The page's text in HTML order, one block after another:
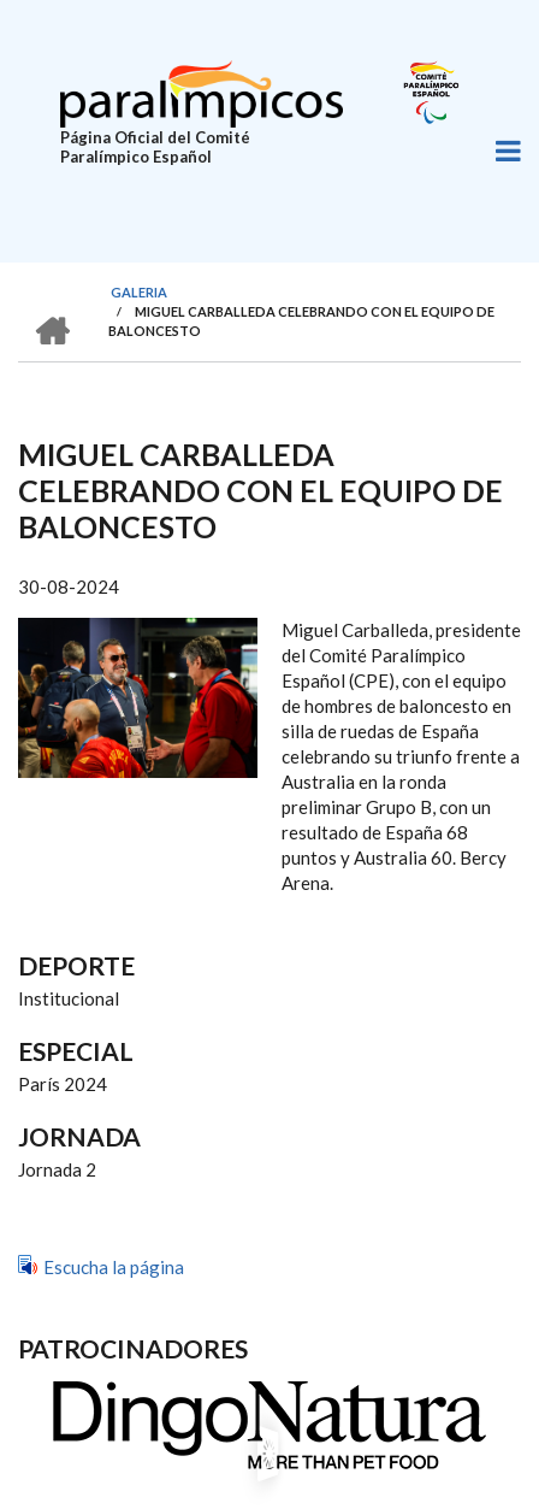
principal
Página Oficial del Comité
Paralímpico Español
SOBRESCRIBIR
ENLACES
AYUDA
A
LA
NAVEGACIÓN
GALERIA
/
MIGUEL CARBALLEDA CELEBRANDO CON EL EQUIPO DE
BALONCESTO
MIGUEL CARBALLEDA
CELEBRANDO CON EL EQUIPO DE
BALONCESTO
30-08-2024
Miguel Carballeda, presidente
del Comité Paralímpico
Español (CPE), con el equipo
de hombres de baloncesto en
silla de ruedas de España
celebrando su triunfo frente a
Australia en la ronda
preliminar Grupo B, con un
resultado de España 68
puntos y Australia 60. Bercy
Arena.
DEPORTE
Institucional
ESPECIAL
París 2024
JORNADA
Jornada 2
Escucha la página
PATROCINADORES